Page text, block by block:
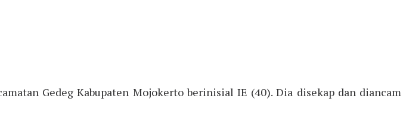
Gedeg Kabupaten Mojokerto berinisial IE (40). Dia disekap dan diancam